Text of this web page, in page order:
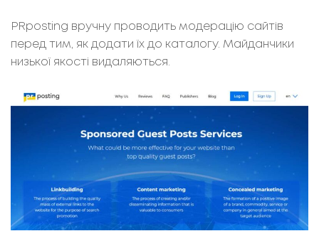
PRposting вручну проводить модерацію сайтів
перед тим, як додати їх до каталогу. Майданчики
низької якості видаляються.